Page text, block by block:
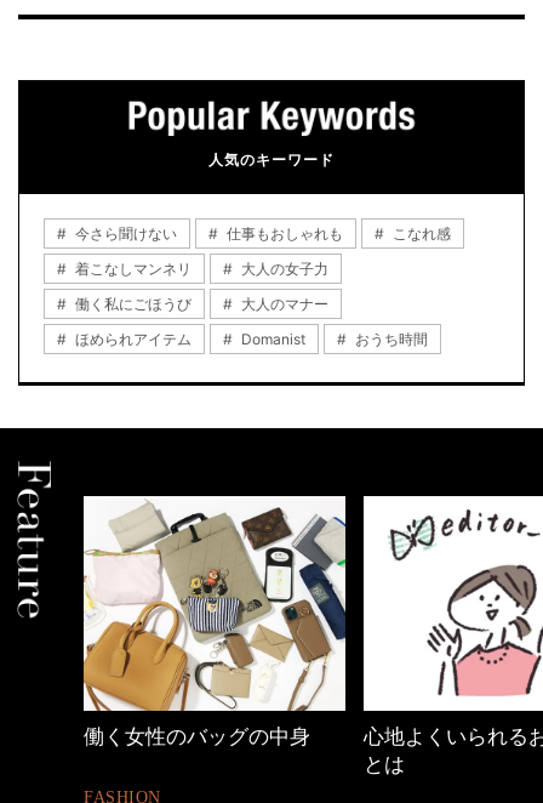
人気のキーワード
今さら聞けない 仕事もおしゃれも
こなれ感
着こなしマンネリ
大人の女子力
働く私にごほうび
大人のマナー
ほめられアイテム
Domanist おうち時間
グの中身
心地よくいられるおしゃれ
【ワーママ